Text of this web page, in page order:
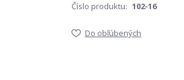
Číslo produktu: 102-16
Do obľúbených